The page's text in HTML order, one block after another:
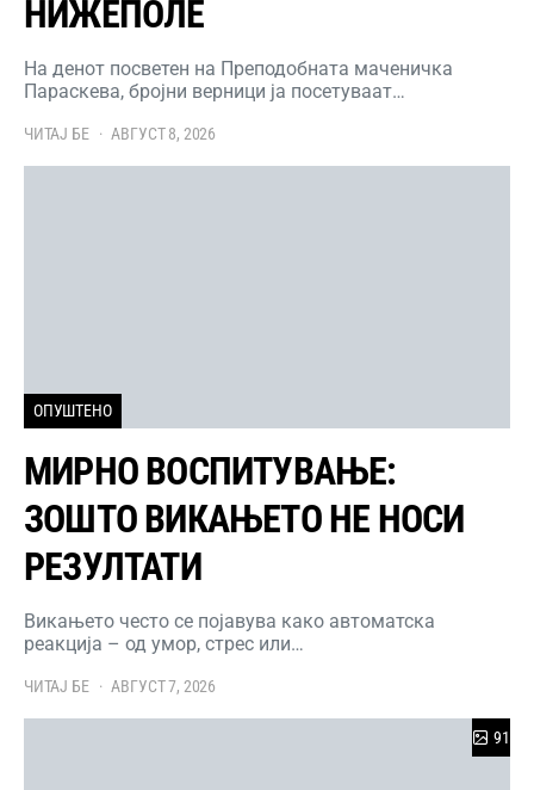
НИЖЕПОЛЕ
На денот посветен на Преподобната маченичка
Параскева, бројни верници ја посетуваат…
ЧИТАЈ БЕ АВГУСТ 8, 2026
ОПУШТЕНО
МИРНО ВОСПИТУВАЊЕ:
ЗОШТО ВИКАЊЕТО НЕ НОСИ
РЕЗУЛТАТИ
Викањето често се појавува како автоматска
реакција – од умор, стрес или…
ЧИТАЈ БЕ АВГУСТ 7, 2026
91